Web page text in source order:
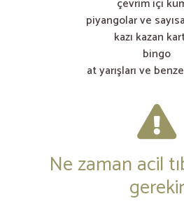
çevrim içi
piyangolar ve
kazı kazan
bingo
at yarışları ve
Ne zaman acil
gerekir